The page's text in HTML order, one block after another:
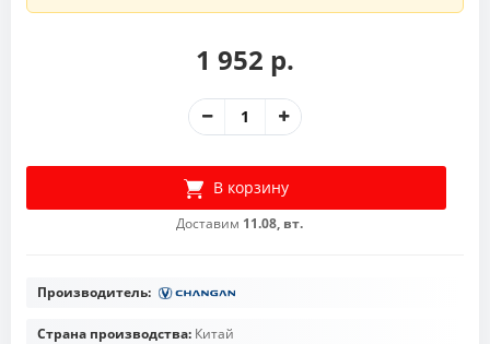
1 952 р.
В корзину
Доставим 11.08, вт.
Производитель:
Страна производства: Китай